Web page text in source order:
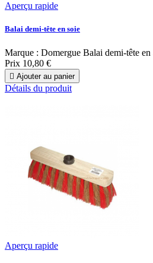
Aperçu rapide
Balai demi-tête en soie
Marque : Domergue Balai demi-tête en
Prix 10,80 €
 Ajouter au panier
Détails du produit
Aperçu rapide